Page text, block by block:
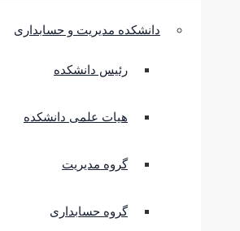
دانشکده مدیریت و حسابداری
رئیس دانشکده
هیات علمی دانشکده
گروه مدیریت
گروه حسابداری